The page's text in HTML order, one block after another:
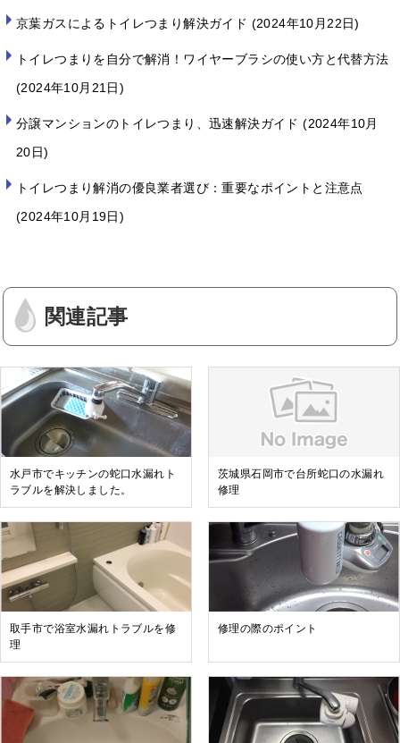
京葉ガスによるトイレつまり解決ガイド 2024年10月22日
トイレつまりを自分で解消！ワイヤーブラシの使い方と代替方法
2024年10月21日
分譲マンションのトイレつまり、迅速解決ガイド 2024年10月
20日
トイレつまり解消の優良業者選び：重要なポイントと注意点
2024年10月19日
関連記事
水戸市でキッチンの蛇口水漏れト
ラブルを解決しました。
茨城県石岡市で台所蛇口の水漏れ
修理
取手市で浴室水漏れトラブルを修
理
修理の際のポイント